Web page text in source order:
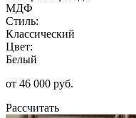
МДФ
Стиль:
Классический
Цвет:
Белый
от 46 000 руб.
Рассчитать